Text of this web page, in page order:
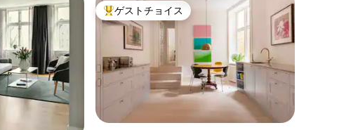
大好評のゲストチョイスです。
ゲストチョイス